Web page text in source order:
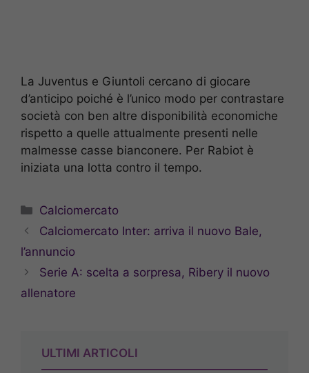
La Juventus e Giuntoli cercano di giocare
d’anticipo poiché è l’unico modo per contrastare
società con ben altre disponibilità economiche
rispetto a quelle attualmente presenti nelle
malmesse casse bianconere. Per Rabiot è
iniziata una lotta contro il tempo.
Categorie
Calciomercato
Calciomercato Inter: arriva il nuovo Bale,
l’annuncio
Serie A: scelta a sorpresa, Ribery il nuovo
allenatore
ULTIMI ARTICOLI